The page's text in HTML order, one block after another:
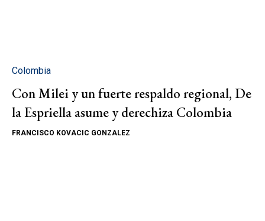
Colombia
Con Milei y un fuerte respaldo regional, De
la Espriella asume y derechiza Colombia
FRANCISCO KOVACIC GONZALEZ